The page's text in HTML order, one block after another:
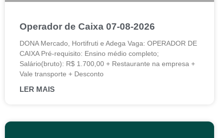
Operador de Caixa 07-08-2026
DONA Mercado, Hortifruti e Adega Vaga: OPERADOR DE
CAIXA Pré-requisito: Ensino médio completo;
Salário(bruto): R$ 1.700,00 + Restaurante na empresa +
Vale transporte + Desconto
LER MAIS